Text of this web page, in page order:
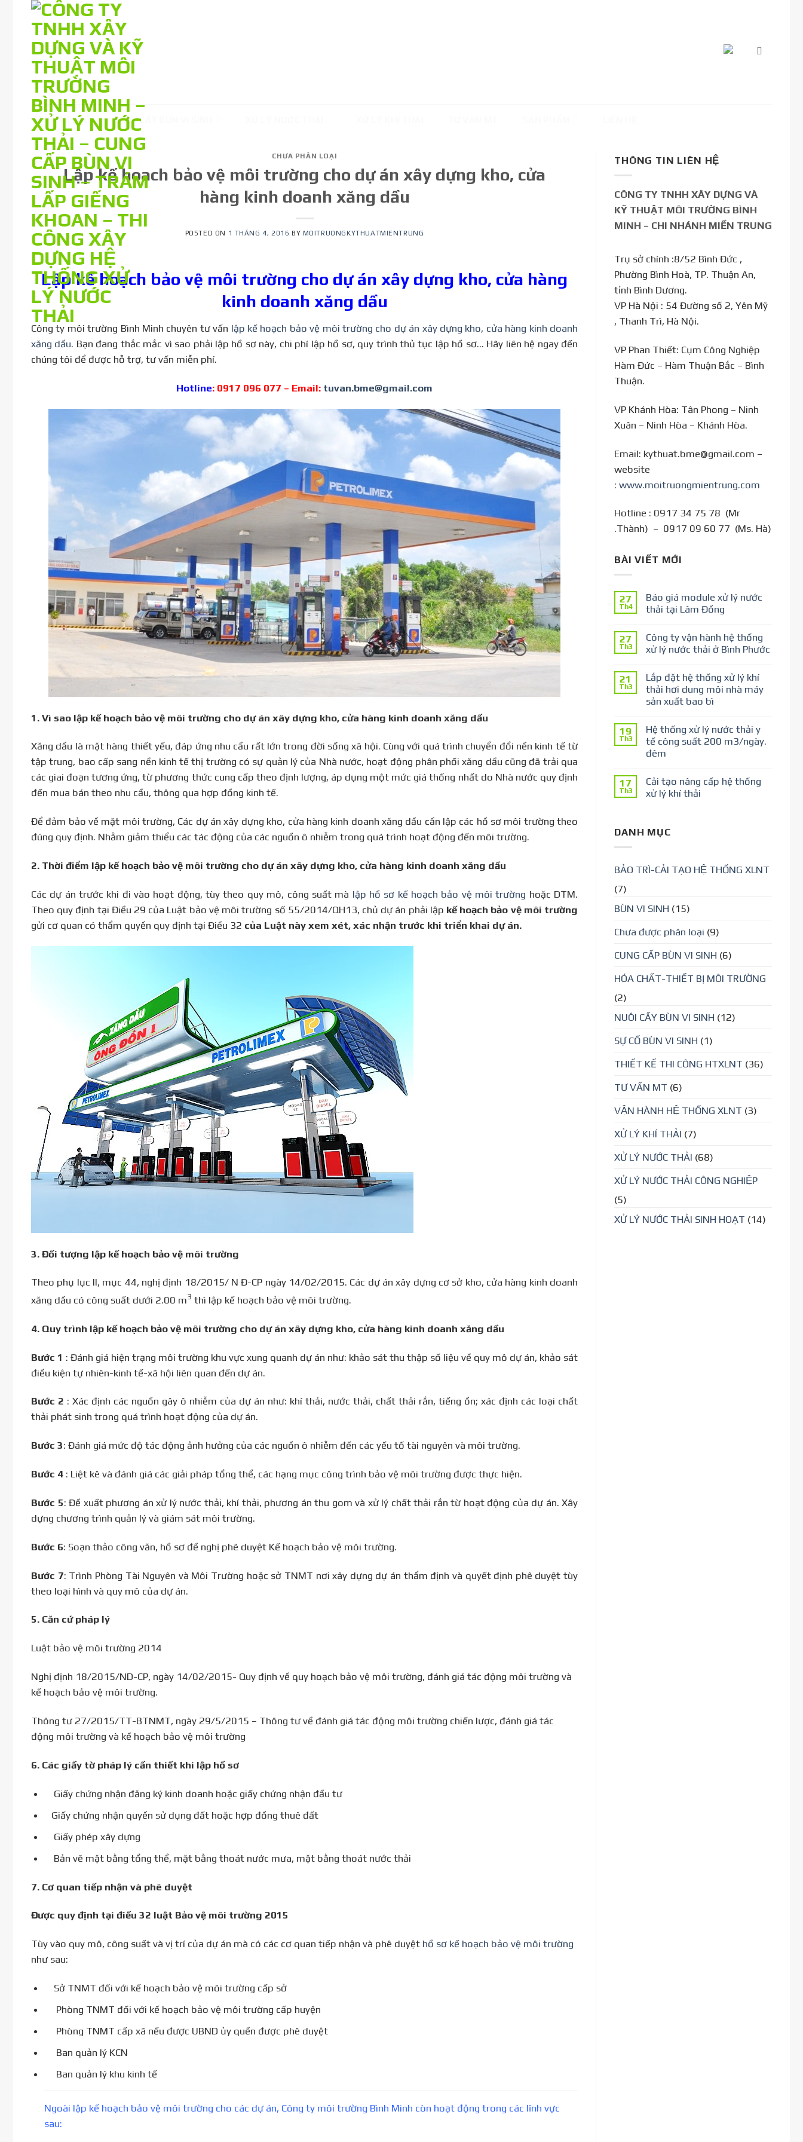
content
TRANG CHỦ NUÔI CẤY BÙN VI SINH
CHƯA PHÂN LOẠI
Lập kế hoạch bảo vệ môi trường cho dự án xây dựng kho, cửa
hàng kinh doanh xăng dầu
POSTED ON 1 THÁNG 4, 2016 BY MOITRUONGKYTHUATMIENTRUNG
Lập kế hoạch bảo vệ môi trường cho dự án xây dựng kho, cửa hàng
kinh doanh xăng dầu
Công ty môi trường Bình Minh chuyên tư vấn lập kế hoạch bảo vệ môi trường cho dự án xây dựng kho, cửa hàng kinh doanh
xăng dầu. Bạn đang thắc mắc vì sao phải lập hồ sơ này, chi phí lập hồ sơ, quy trình thủ tục lập hồ sơ… Hãy liên hệ ngay đến
chúng tôi để được hỗ trợ, tư vấn miễn phí.
Hotline: 0917 096 077 – Email: tuvan.bme@gmail.com
1. Vì sao lập kế hoạch bảo vệ môi trường cho dự án xây dựng kho, cửa hàng kinh doanh xăng dầu
Xăng dầu là mặt hàng thiết yếu, đáp ứng nhu cầu rất lớn trong đời sống xã hội. Cùng với quá trình chuyển đổi nền kinh tế từ
tập trung, bao cấp sang nền kinh tế thị trường có sự quản lý của Nhà nước, hoạt động phân phối xăng dầu cũng đã trải qua
các giai đoạn tương ứng, từ phương thức cung cấp theo định lượng, áp dụng một mức giá thống nhất do Nhà nước quy định
đến mua bán theo nhu cầu, thông qua hợp đồng kinh tế.
Để đảm bảo về mặt môi trường, Các dự án xây dựng kho, cửa hàng kinh doanh xăng dầu cần lập các hồ sơ môi trường theo
đúng quy định. Nhằm giảm thiểu các tác động của các nguồn ô nhiễm trong quá trình hoạt động đến môi trường.
2. Thời điểm lập kế hoạch bảo vệ môi trường cho dự án xây dựng kho, cửa hàng kinh doanh xăng dầu
Các dự án trước khi đi vào hoạt động, tùy theo quy mô, công suất mà lập hồ sơ kế hoạch bảo vệ môi trường hoặc DTM.
Theo quy định tại Điều 29 của Luật bảo vệ môi trường số 55/2014/QH13, chủ dự án phải lập kế hoạch bảo vệ môi trường
gửi cơ quan có thẩm quyền quy định tại Điều 32 của Luật này xem xét, xác nhận trước khi triển khai dự án.
3. Đối tượng lập kế hoạch bảo vệ môi trường
Theo phụ lục II, mục 44, nghị định 18/2015/ N Đ-CP ngày 14/02/2015. Các dự án xây dựng cơ sở kho, cửa hàng kinh doanh
xăng dầu có công suất dưới 2.00 m3 thì lập kế hoạch bảo vệ môi trường.
4. Quy trình lập kế hoạch bảo vệ môi trường cho dự án xây dựng kho, cửa hàng kinh doanh xăng dầu
Bước 1 : Đánh giá hiện trạng môi trường khu vực xung quanh dự án như: khảo sát thu thập số liệu về quy mô dự án, khảo sát
điều kiện tự nhiên-kinh tế-xã hội liên quan đến dự án.
Bước 2 : Xác định các nguồn gây ô nhiễm của dự án như: khí thải, nước thải, chất thải rắn, tiếng ồn; xác định các loại chất
thải phát sinh trong quá trình hoạt động của dự án.
Bước 3: Đánh giá mức độ tác động ảnh hưởng của các nguồn ô nhiễm đến các yếu tố tài nguyên và môi trường.
Bước 4 : Liệt kê và đánh giá các giải pháp tổng thể, các hạng mục công trình bảo vệ môi trường được thực hiện.
Bước 5: Đề xuất phương án xử lý nước thải, khí thải, phương án thu gom và xử lý chất thải rắn từ hoạt động của dự án. Xây
dựng chương trình quản lý và giám sát môi trường.
Bước 6: Soạn thảo công văn, hồ sơ đề nghị phê duyệt Kế hoạch bảo vệ môi trường.
Bước 7: Trình Phòng Tài Nguyên và Môi Trường hoặc sở TNMT nơi xây dựng dự án thẩm định và quyết định phê duyệt tùy
theo loại hình và quy mô của dự án.
5. Căn cứ pháp lý
Luật bảo vệ môi trường 2014
Nghị định 18/2015/ND-CP, ngày 14/02/2015- Quy định về quy hoạch bảo vệ môi trường, đánh giá tác động môi trường và
kế hoạch bảo vệ môi trường.
Thông tư 27/2015/TT-BTNMT, ngày 29/5/2015 – Thông tư về đánh giá tác động môi trường chiến lược, đánh giá tác
động môi trường và kế hoạch bảo vệ môi trường
6. Các giầy tờ pháp lý cần thiết khi lập hồ sơ
Giấy chứng nhận đăng ký kinh doanh hoặc giấy chứng nhận đầu tư
Giấy chứng nhận quyền sử dụng đất hoặc hợp đồng thuê đất
Giấy phép xây dựng
Bản vẽ mặt bằng tổng thể, mặt bằng thoát nước mưa, mặt bằng thoát nước thải
7. Cơ quan tiếp nhận và phê duyệt
Được quy định tại điều 32 luật Bảo vệ môi trường 2015
Tùy vào quy mô, công suất và vị trí của dự án mà có các cơ quan tiếp nhận và phê duyệt hồ sơ kế hoạch bảo vệ môi trường
như sau:
Sở TNMT đối với kế hoạch bảo vệ môi trường cấp sở
Phòng TNMT đối với kế hoạch bảo vệ môi trường cấp huyện
Phòng TNMT cấp xã nếu được UBND ủy quền được phê duyệt
Ban quản lý KCN
Ban quản lý khu kinh tế
Ngoài lập kế hoạch bảo vệ môi trường cho các dự án, Công ty môi trường Bình Minh còn hoạt động trong các lĩnh vực
sau:
THÔNG TIN LIÊN HỆ
CÔNG TY TNHH XÂY DỰNG VÀ
KỸ THUẬT MÔI TRƯỜNG BÌNH
MINH – CHI NHÁNH MIỀN TRUNG
Trụ sở chính :8/52 Bình Đức ,
Phường Bình Hoà, TP. Thuận An,
tỉnh Bình Dương.
VP Hà Nội : 54 Đường số 2, Yên Mỹ
, Thanh Trì, Hà Nội.
VP Phan Thiết: Cụm Công Nghiệp
Hàm Đức – Hàm Thuận Bắc – Bình
Thuận.
VP Khánh Hòa: Tân Phong – Ninh
Xuân – Ninh Hòa – Khánh Hòa.
Email: kythuat.bme@gmail.com –
website
: www.moitruongmientrung.com
Hotline : 0917 34 75 78 (Mr
.Thành) – 0917 09 60 77 (Ms. Hà)
BÀI VIẾT MỚI
27
Th4
Báo giá module xử lý nước
thải tại Lâm Đồng
27
Th3
Công ty vận hành hệ thống
xử lý nước thải ở Bình Phước
21
Th3
Lắp đặt hệ thống xử lý khí
thải hơi dung môi nhà máy
sản xuất bao bì
19
Th3
Hệ thống xử lý nước thải y
tế công suất 200 m3/ngày.
đêm
17
Th3
Cải tạo nâng cấp hệ thống
xử lý khí thải
DANH MỤC
BẢO TRÌ-CẢI TẠO HỆ THỐNG XLNT
(7)
BÙN VI SINH (15)
Chưa được phân loại (9)
CUNG CẤP BÙN VI SINH (6)
HÓA CHẤT-THIẾT BỊ MÔI TRƯỜNG
(2)
NUÔI CẤY BÙN VI SINH (12)
SỰ CỐ BÙN VI SINH (1)
THIẾT KẾ THI CÔNG HTXLNT (36)
TƯ VẤN MT (6)
VẬN HÀNH HỆ THỐNG XLNT (3)
XỬ LÝ KHÍ THẢI (7)
XỬ LÝ NƯỚC THẢI (68)
XỬ LÝ NƯỚC THẢI CÔNG NGHIỆP
(5)
XỬ LÝ NƯỚC THẢI SINH HOẠT (14)